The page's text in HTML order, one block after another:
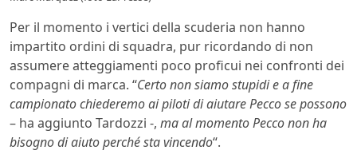
Per il momento i vertici della scuderia non hanno
impartito ordini di squadra, pur ricordando di non
assumere atteggiamenti poco proficui nei confronti dei
compagni di marca. “Certo non siamo stupidi e a fine
campionato chiederemo ai piloti di aiutare Pecco se possono
– ha aggiunto Tardozzi -, ma al momento Pecco non ha
bisogno di aiuto perché sta vincendo“.